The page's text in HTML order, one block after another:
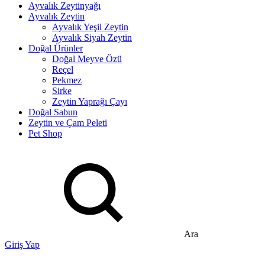
Ayvalık Zeytinyağı
Ayvalık Zeytin
Ayvalık Yeşil Zeytin
Ayvalık Siyah Zeytin
Doğal Ürünler
Doğal Meyve Özü
Reçel
Pekmez
Sirke
Zeytin Yaprağı Çayı
Doğal Sabun
Zeytin ve Çam Peleti
Pet Shop
Ara
Giriş Yap